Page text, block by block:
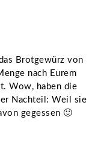
Brotgewürz von
nach Eurem
Wow, haben die
Nachteil: Weil sie
gegessen 🙂